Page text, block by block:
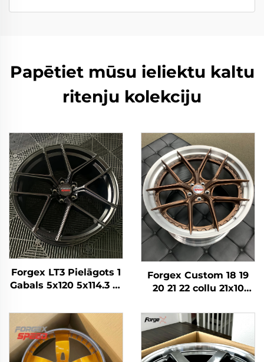
Papētiet mūsu ieliektu kaltu
ritenju kolekciju
Forgex LT3 Pielāgots 1
Gabals 5x120 5x114.3 18
Dziļš Ieliekts Riteņi
BMW M2 M3 F80 Audi
Mercedes AMG
Porsche
Forgex Custom 18 19
20 21 22 collu 21x10
ieliekts 2 daļu kaltais
diski BMW M3 M4 G80
AMG C63 Audi RS5 911